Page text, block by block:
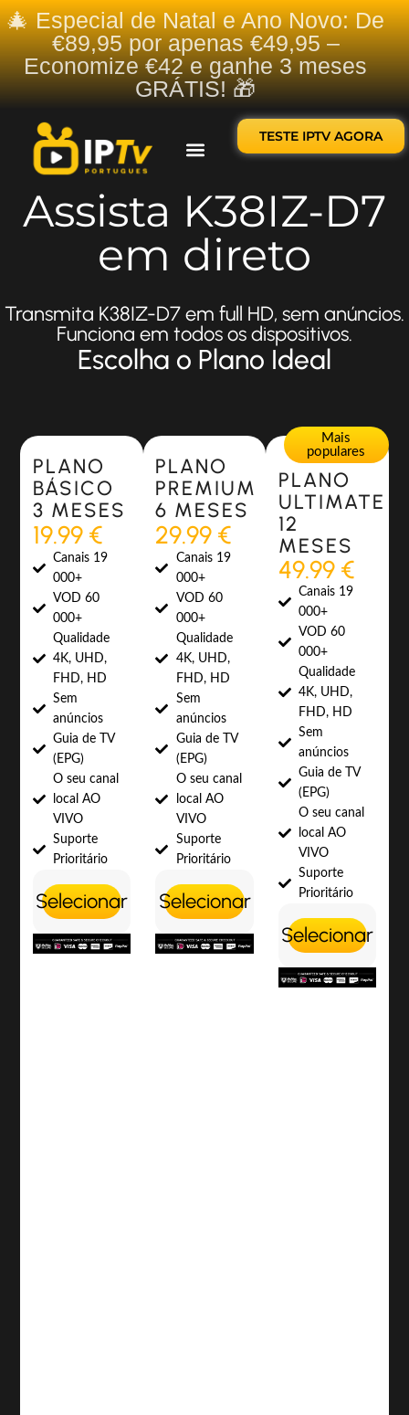
🎄 Especial de Natal e Ano Novo: De
€89,95 por apenas €49,95 –
Economize €42 e ganhe 3 meses
GRÁTIS! 🎁
TESTE IPTV AGORA
Assista K38IZ-D7
em direto
Transmita K38IZ-D7 em full HD, sem anúncios.
Funciona em todos os dispositivos.
Escolha o Plano Ideal
Most Popular
PLANO
BÁSICO
3 MESES
19.99 €
Canais 19
000+
VOD 60
000+
Qualidade
4K, UHD,
FHD, HD
Sem
anúncios
Guia de TV
(EPG)
O seu canal
local AO
VIVO
Suporte
Prioritário
Selecionar
Most Popular
PLANO
PREMIUM
6 MESES
29.99 €
Canais 19
000+
VOD 60
000+
Qualidade
4K, UHD,
FHD, HD
Sem
anúncios
Guia de TV
(EPG)
O seu canal
local AO
VIVO
Suporte
Prioritário
Selecionar
Mais
populares
PLANO
ULTIMATE
12
MESES
49.99 €
Canais 19
000+
VOD 60
000+
Qualidade
4K, UHD,
FHD, HD
Sem
anúncios
Guia de TV
(EPG)
O seu canal
local AO
VIVO
Suporte
Prioritário
Selecionar